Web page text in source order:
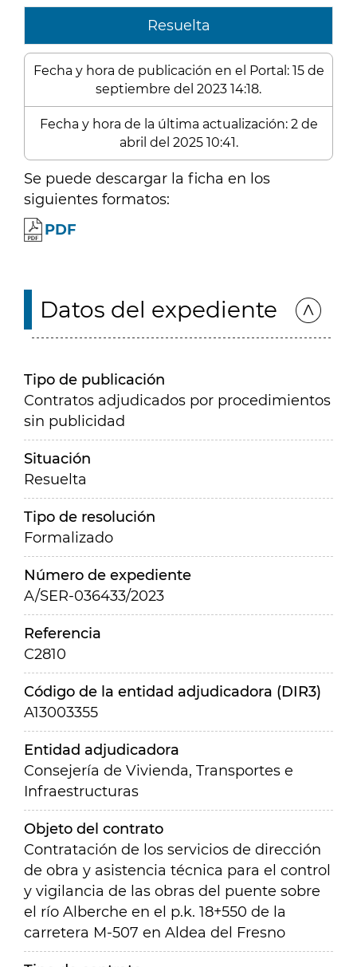
Resuelta
Fecha y hora de publicación en el Portal: 15 de
septiembre del 2023 14:18.
Fecha y hora de la última actualización: 2 de
abril del 2025 10:41.
Se puede descargar la ficha en los
siguientes formatos:
PDF
Datos del expediente
Tipo de publicación
Contratos adjudicados por procedimientos
sin publicidad
Situación
Resuelta
Tipo de resolución
Formalizado
Número de expediente
A/SER-036433/2023
Referencia
C2810
Código de la entidad adjudicadora (DIR3)
A13003355
Entidad adjudicadora
Consejería de Vivienda, Transportes e
Infraestructuras
Objeto del contrato
Contratación de los servicios de dirección
de obra y asistencia técnica para el control
y vigilancia de las obras del puente sobre
el río Alberche en el p.k. 18+550 de la
carretera M-507 en Aldea del Fresno